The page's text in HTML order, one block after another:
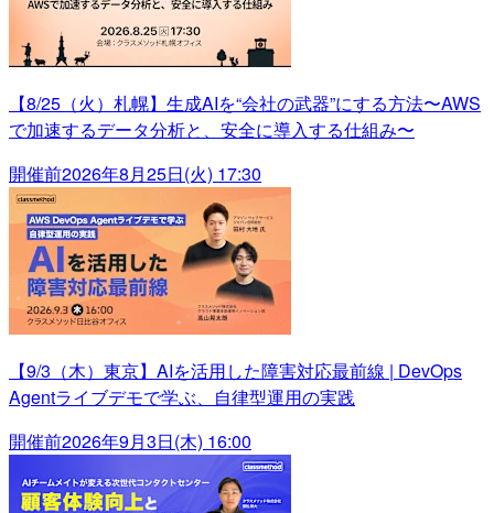
【8/25（火）札幌】生成AIを“会社の武器”にする方法〜AWS
で加速するデータ分析と、安全に導入する仕組み〜
開催前2026年8月25日(火) 17:30
【9/3（木）東京】AIを活用した障害対応最前線 | DevOps
Agentライブデモで学ぶ、自律型運用の実践
開催前2026年9月3日(木) 16:00